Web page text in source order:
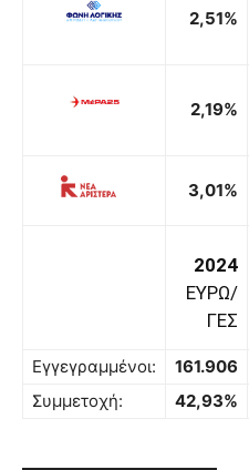
2,51%
2,19%
3,01%
2024
ΕΥΡΩ/
ΓΕΣ
Εγγεγραμμένοι: 161.906
Συμμετοχή:
42,93%